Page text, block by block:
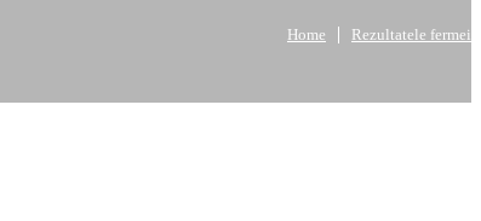
Home Rezultatele fermei